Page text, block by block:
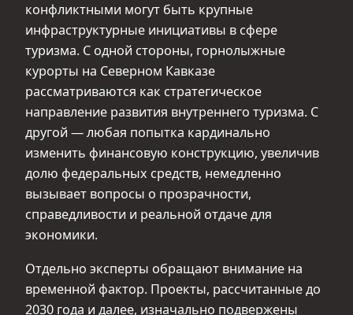
конфликтными могут быть крупные
инфраструктурные инициативы в сфере
туризма. С одной стороны, горнолыжные
курорты на Северном Кавказе
рассматриваются как стратегическое
направление развития внутреннего туризма. С
другой — любая попытка кардинально
изменить финансовую конструкцию, увеличив
долю федеральных средств, немедленно
вызывает вопросы о прозрачности,
справедливости и реальной отдаче для
экономики.
Отдельно эксперты обращают внимание на
временной фактор. Проекты, рассчитанные до
2030 года и далее, изначально подвержены